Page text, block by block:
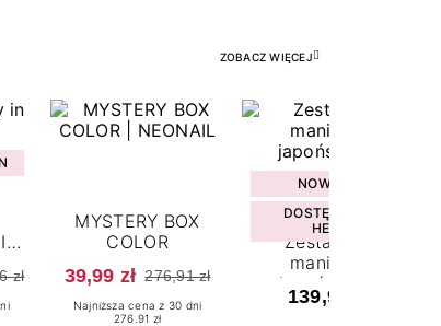
ZOBACZ WIĘCEJ
zł
MYSTERY BOX
COLOR
39,99 zł 276,91 zł
Najniższa cena z 30 dni
276.91 zł
NOWOŚĆ
DOSTĘPNY W
HEBE
Zestaw do
manicure
japońskiego
139,99 zł